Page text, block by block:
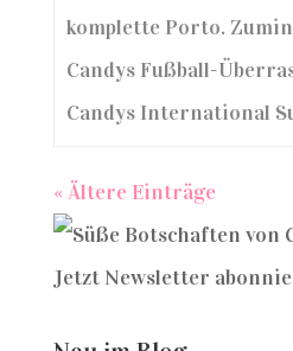
komplette Porto.
Candys Fußball-
Candys International
« Ältere Einträge
Jetzt Newsletter